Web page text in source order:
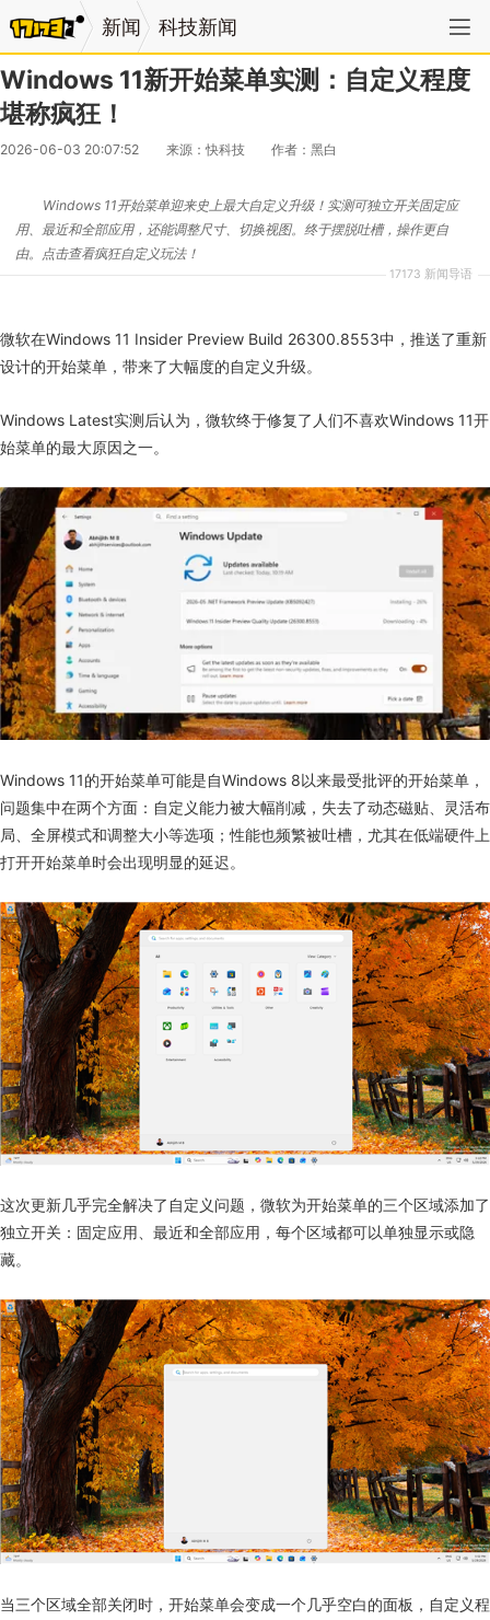
新闻 科技新闻
Windows 11新开始菜单实测：自定义程度
堪称疯狂！
2026-06-03 20:07:52 来源：快科技 作者：黑白
17173 新闻导语
Windows 11开始菜单迎来史上最大自定义升级！实测可独立开关固定应
用、最近和全部应用，还能调整尺寸、切换视图。终于摆脱吐槽，操作更自
由。点击查看疯狂自定义玩法！
微软在Windows 11 Insider Preview Build 26300.8553中，推送了重新
设计的开始菜单，带来了大幅度的自定义升级。
Windows Latest实测后认为，微软终于修复了人们不喜欢Windows 11开
始菜单的最大原因之一。
Windows 11的开始菜单可能是自Windows 8以来最受批评的开始菜单，
问题集中在两个方面：自定义能力被大幅削减，失去了动态磁贴、灵活布
局、全屏模式和调整大小等选项；性能也频繁被吐槽，尤其在低端硬件上
打开开始菜单时会出现明显的延迟。
这次更新几乎完全解决了自定义问题，微软为开始菜单的三个区域添加了
独立开关：固定应用、最近和全部应用，每个区域都可以单独显示或隐
藏。
当三个区域全部关闭时，开始菜单会变成一个几乎空白的面板，自定义程